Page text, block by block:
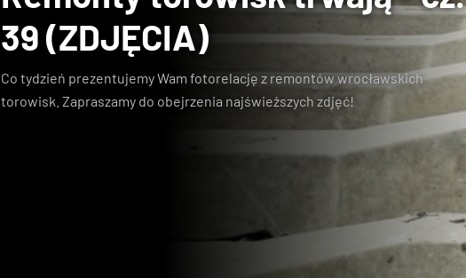
39 (ZDJĘCIA)
Co tydzień prezentujemy Wam fotorelację z remontów wrocławskich
torowisk. Zapraszamy do obejrzenia najświeższych zdjęć!